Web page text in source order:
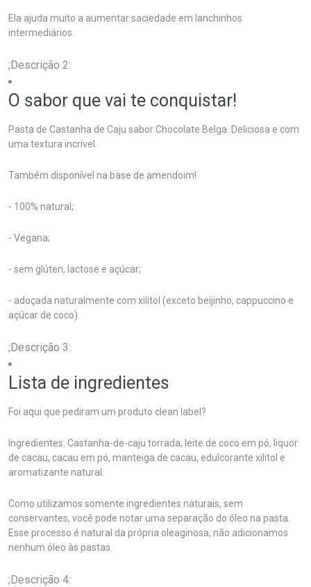
Ela ajuda muito a aumentar saciedade em lanchinhos
intermediários.
;Descrição 2:
O sabor que vai te conquistar!
Pasta de Castanha de Caju sabor Chocolate Belga. Deliciosa e com
uma textura incrível.
Também disponível na base de amendoim!
- 100% natural;
- Vegana;
- sem glúten, lactose e açúcar;
- adoçada naturalmente com xilitol (exceto beijinho, cappuccino e
açúcar de coco).
;Descrição 3:
Lista de ingredientes
Foi aqui que pediram um produto clean label?
Ingredientes: Castanha-de-caju torrada, leite de coco em pó, liquor
de cacau, cacau em pó, manteiga de cacau, edulcorante xilitol e
aromatizante natural.
Como utilizamos somente ingredientes naturais, sem
conservantes, você pode notar uma separação do óleo na pasta.
Esse processo é natural da própria oleaginosa, não adicionamos
nenhum óleo às pastas.
;Descrição 4: